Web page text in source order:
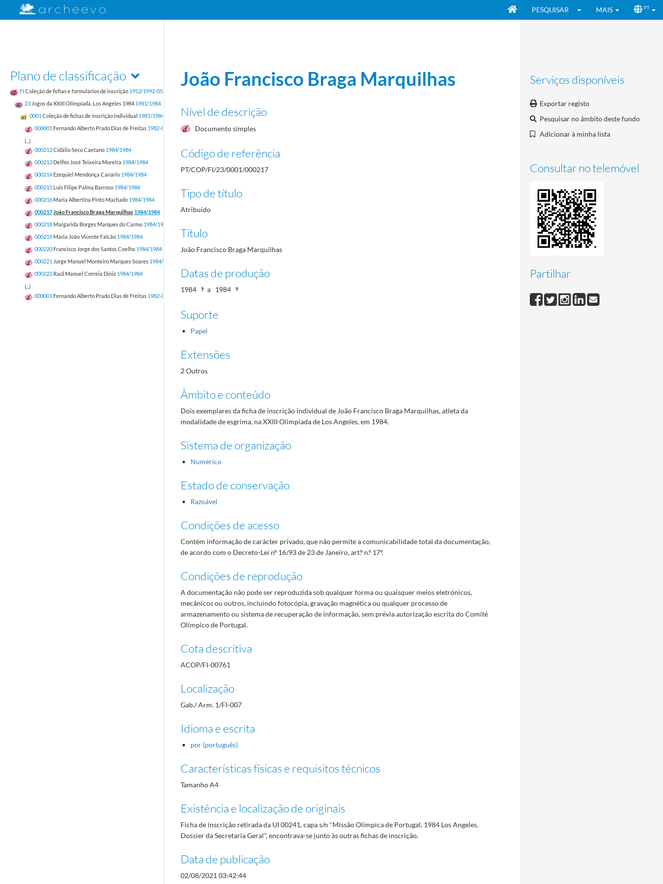
PESQUISAR MAIS PT
Plano de classificação
FIColeção de fichas e formulários de inscrição 1952/1992-05-17
23 Jogos da XXIII Olimpíada, Los Angeles 1984 1981/1984
0001 Coleção de fichas de inscrição individual 1981/1984
000001 Fernando Alberto Prado Dias de Freitas 1982-05-12/1982-05-12
(...)
000212Cidálio Seco Caetano 1984/1984
000213 Delfim José Teixeira Moreira 1984/1984
000214 Ezequiel Mendonça Canário 1984/1984
000215 Luis Filipe Palma Barroso 1984/1984
000216 Maria Albertina Pinto Machado 1984/1984
000217 João Francisco Braga Marquilhas 1984/1984
000218 Margarida Borges Marques do Carmo 1984/1984
000219 Maria João Vicente Falcão 1984/1984
000220 Francisco Jorge dos Santos Coelho 1984/1984
000221 Jorge Manuel Monteiro Marques Soares 1984/1984
000222 Raúl Manuel Correia Diniz 1984/1984
(...)
000001 Fernando Alberto Prado Dias de Freitas 1982-05-12/1982-05-12
Serviços disponíveis
Exportar registo
Pesquisar no âmbito deste fundo
Adicionar à minha lista
Consultar no telemóvel
Partilhar
João Francisco Braga Marquilhas
Nível de descrição
Documento simples
Código de referência
PT/COP/FI/23/0001/000217
Tipo de título
Atribuído
Título
João Francisco Braga Marquilhas
Datas de produção
1984 a 1984
Suporte
Papel
Extensões
2 Outros
Âmbito e conteúdo
Dois exemplares da ficha de inscrição individual de João Francisco Braga Marquilhas, atleta da
modalidade de esgrima, na XXIII Olimpíada de Los Angeles, em 1984.
Sistema de organização
Numérico
Estado de conservação
Razoável
Condições de acesso
Contém informação de carácter privado, que não permite a comunicabilidade total da documentação,
de acordo com o Decreto-Lei nº 16/93 de 23 de Janeiro, art.º n.º 17º.
Condições de reprodução
A documentação não pode ser reproduzida sob qualquer forma ou quaisquer meios eletrónicos,
mecânicos ou outros, incluindo fotocópia, gravação magnética ou qualquer processo de
armazenamento ou sistema de recuperação de informação, sem prévia autorização escrita do Comité
Olímpico de Portugal.
Cota descritiva
ACOP/FI-00761
Localização
Gab./ Arm. 1/FI-007
Idioma e escrita
por (português)
Características físicas e requisitos técnicos
Tamanho A4
Existência e localização de originais
Ficha de inscrição retirada da UI 00241, capa s/n "Missão Olímpica de Portugal, 1984 Los Angeles.
Dossier da Secretaria Geral", encontrava-se junto às outras fichas de inscrição.
Data de publicação
02/08/2021 03:42:44